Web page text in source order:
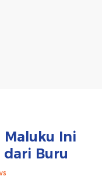
Maluku Ini
dari Buru